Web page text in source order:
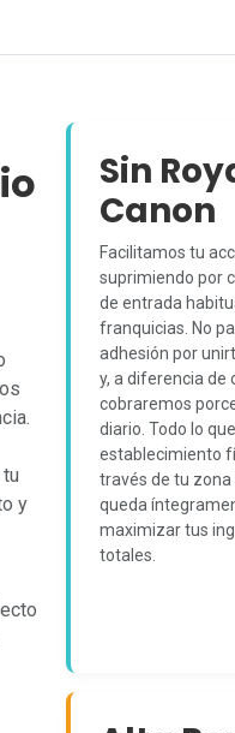
y
Sin
Canon
Facilitamos tu
suprimiendo por
de entrada
franquicias. No
adhesión por
y, a diferencia de
cobraremos
diario. Todo lo
establecimiento
través de tu zona
queda
maximizar tus
totales.